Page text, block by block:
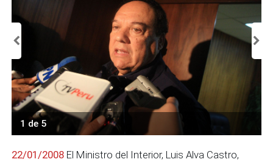
1 de 5
22/01/2008 El Ministro del Interior, Luis Alva Castro,